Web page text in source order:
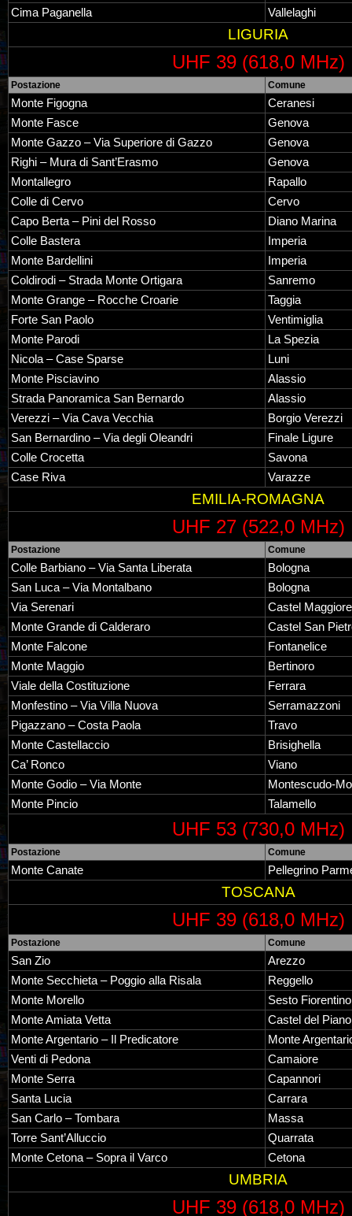
Cima Paganella
Vallelaghi
LIGURIA
UHF 39 (618,0 MHz)
Postazione Comune
Monte Figogna
Ceranesi
Monte Fasce
Genova
Monte Gazzo – Via Superiore di Gazzo
Genova
Righi – Mura di Sant’Erasmo
Genova
Montallegro
Rapallo
Colle di Cervo
Cervo
Capo Berta – Pini del Rosso
Diano Marina
Colle Bastera
Imperia
Monte Bardellini
Imperia
Coldirodi – Strada Monte Ortigara
Sanremo
Monte Grange – Rocche Croarie
Taggia
Forte San Paolo
Ventimiglia
Monte Parodi
La Spezia
Nicola – Case Sparse
Luni
Monte Pisciavino
Alassio
Strada Panoramica San Bernardo
Alassio
Verezzi – Via Cava Vecchia
Borgio Verezzi
San Bernardino – Via degli Oleandri
Finale Ligure
Colle Crocetta
Savona
Case Riva
Varazze
EMILIA-ROMAGNA
UHF 27 (522,0 MHz)
Postazione Comune
Colle Barbiano – Via Santa Liberata
Bologna
San Luca – Via Montalbano
Bologna
Via Serenari
Castel Maggiore
Monte Grande di Calderaro
Castel San
Monte Falcone
Fontanelice
Monte Maggio
Bertinoro
Viale della Costituzione
Ferrara
Monfestino – Via Villa Nuova
Serramazzoni
Pigazzano – Costa Paola
Travo
Monte Castellaccio
Brisighella
Ca’ Ronco
Viano
Monte Godio – Via Monte
Montescudo-
Monte Pincio
Talamello
UHF 53 (730,0 MHz)
Postazione Comune
Monte Canate Pellegrino
TOSCANA
UHF 39 (618,0 MHz)
Postazione Comune
San Zio
Arezzo
Monte Secchieta – Poggio alla Risala
Reggello
Monte Morello
Sesto Fiorentino
Monte Amiata Vetta
Castel del Piano
Monte Argentario – Il Predicatore
Monte
Venti di Pedona
Camaiore
Monte Serra
Capannori
Santa Lucia
Carrara
San Carlo – Tombara
Massa
Torre Sant’Alluccio
Quarrata
Monte Cetona – Sopra il Varco
Cetona
UMBRIA
UHF 39 (618,0 MHz)